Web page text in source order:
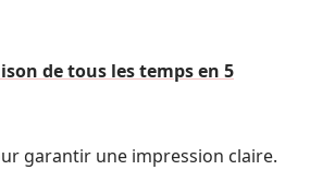
de tous les temps en 5
garantir une impression claire.